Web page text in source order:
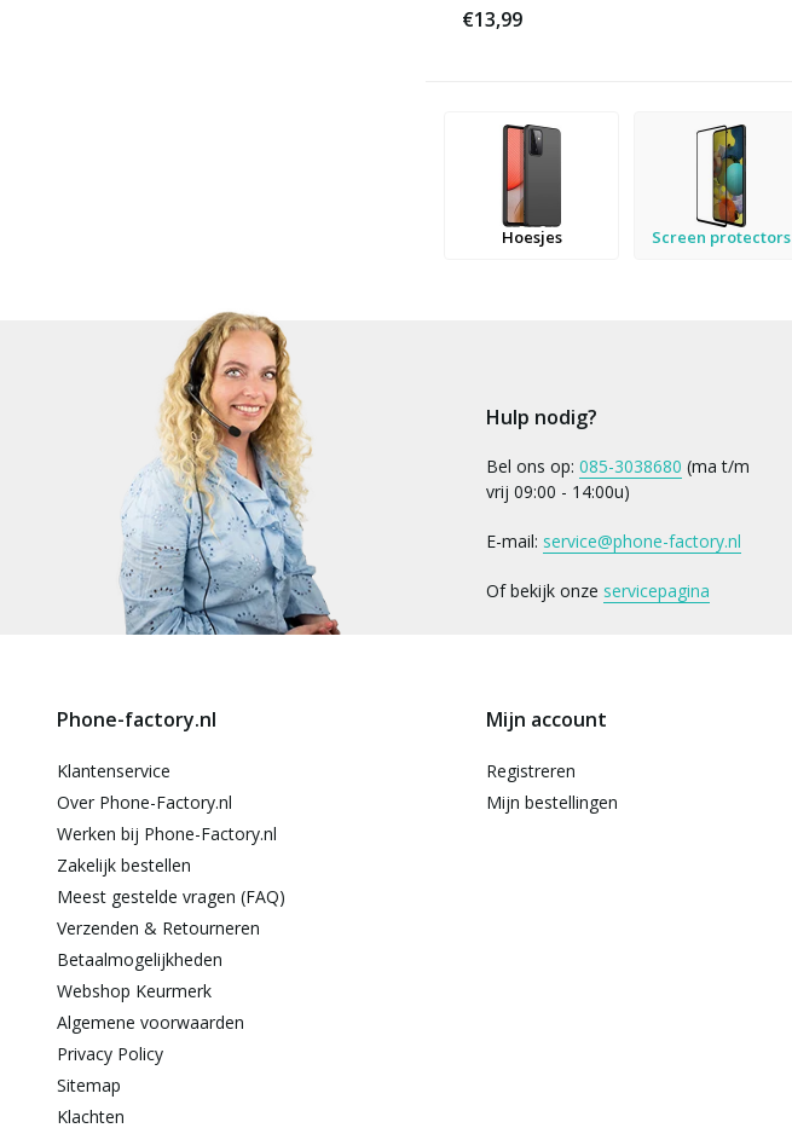
€13,99
Hoesjes Screen protectors
Hulp nodig?
Bel ons op: 085-3038680 (ma t/m
vrij 09:00 - 14:00u)
E-mail: service@phone-factory.nl
Of bekijk onze servicepagina
Phone-factory.nl
Klantenservice
Over Phone-Factory.nl
Werken bij Phone-Factory.nl
Zakelijk bestellen
Meest gestelde vragen (FAQ)
Verzenden & Retourneren
Betaalmogelijkheden
Webshop Keurmerk
Algemene voorwaarden
Privacy Policy
Sitemap
Klachten
Mijn account
Registreren
Mijn bestellingen